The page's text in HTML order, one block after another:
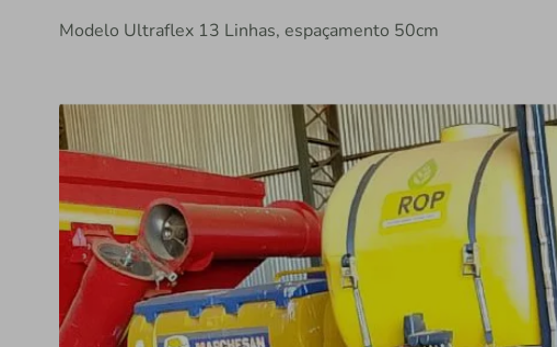
Modelo Ultraflex 13 Linhas, espaçamento 50cm